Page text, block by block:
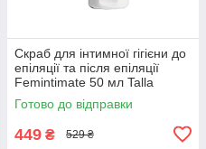
Скраб для інтимної гігієни до
епіляції та після епіляції
Femintimate 50 мл Talla
Готово до відправки
449 ₴ 529 ₴